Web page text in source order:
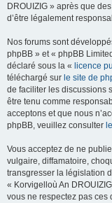
DROUIZIG » après que
d’être légalement
Nos forums sont
phpBB » et « phpBB
déclaré sous la « licence
téléchargé sur le site de
de faciliter les discussions
être tenu comme
acceptons et que nous
phpBB, veuillez consulter
Vous acceptez de ne
vulgaire, diffamatoire,
transgresser la législation
« Korvigelloù An
vous ne respectez pas ces